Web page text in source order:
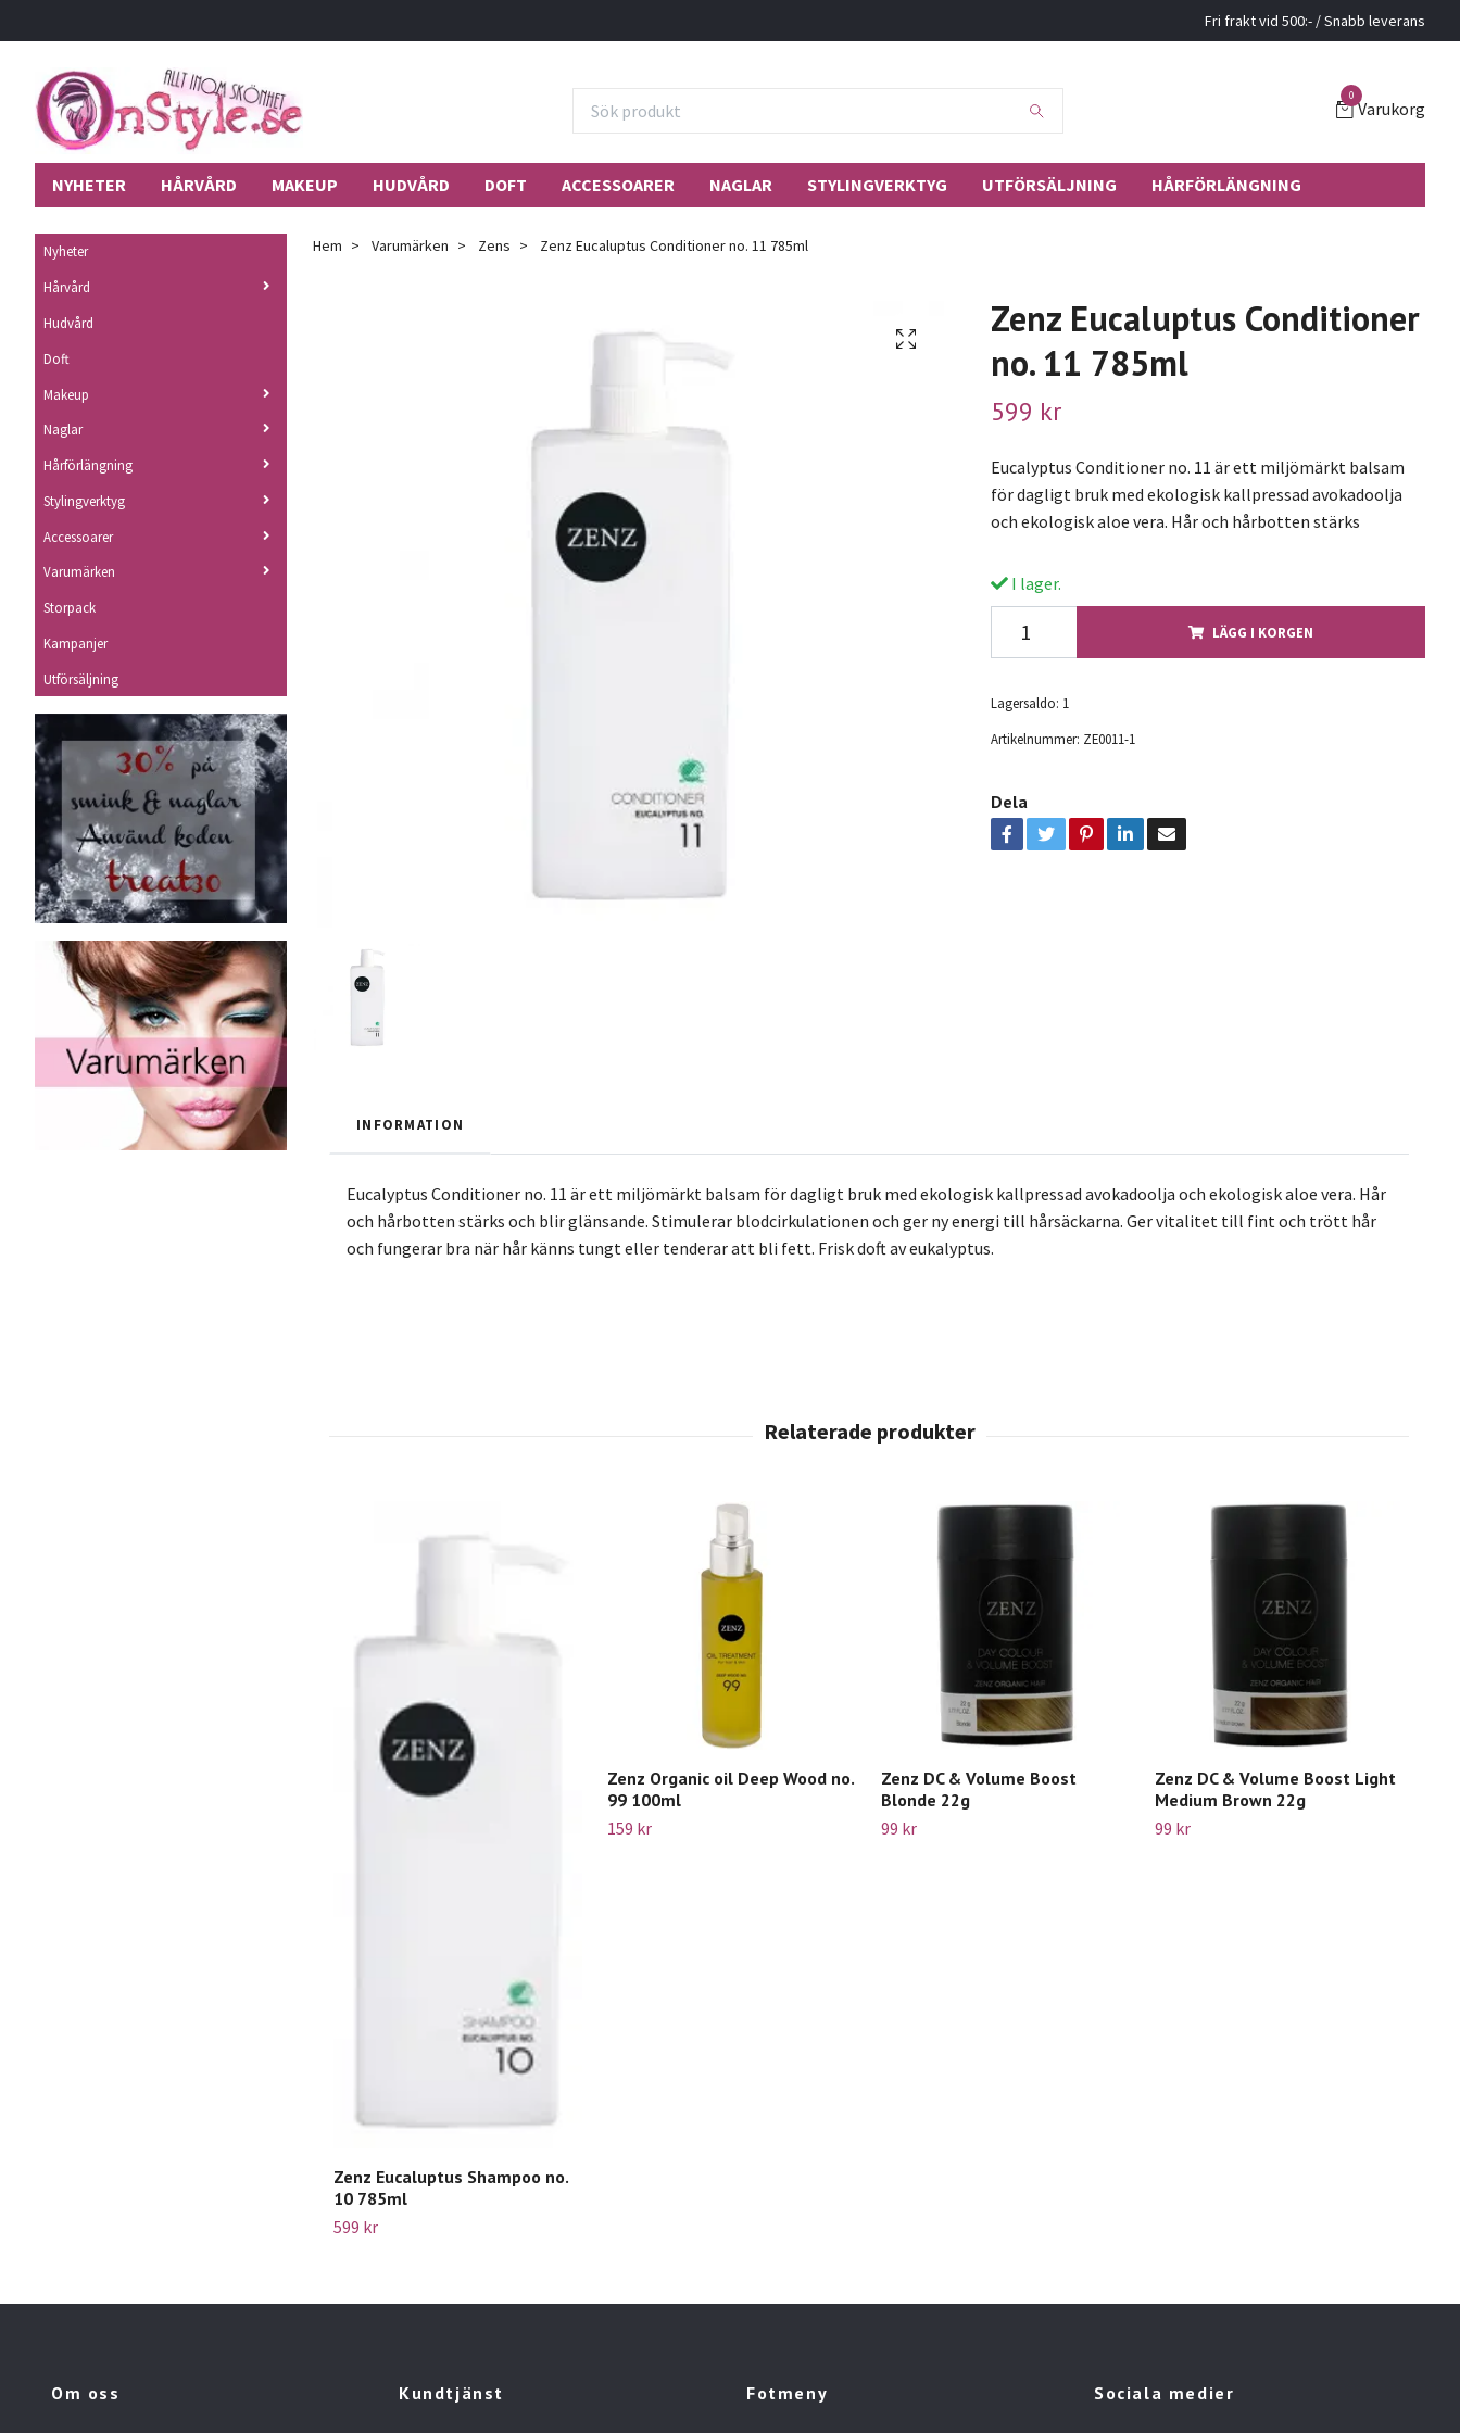
Fri frakt vid 500:- / Snabb leverans
0
Varukorg
NYHETER HÅRVÅRD MAKEUP HUDVÅRD DOFT ACCESSOARER NAGLAR STYLINGVERKTYG UTFÖRSÄLJNING HÅRFÖRLÄNGNING
Nyheter
Hårvård
Hudvård
Doft
Makeup
Naglar
Hårförlängning
Stylingverktyg
Accessoarer
Varumärken
Storpack
Kampanjer
Utförsäljning
Hem Varumärken Zens Zenz Eucaluptus Conditioner no. 11 785ml
Zenz Eucaluptus Conditioner
no. 11 785ml
599 kr
Eucalyptus Conditioner no. 11 är ett miljömärkt balsam
för dagligt bruk med ekologisk kallpressad avokadoolja
och ekologisk aloe vera. Hår och hårbotten stärks
I lager.
LÄGG I KORGEN
Lagersaldo: 1
Artikelnummer: ZE0011-1
Dela
INFORMATION
Eucalyptus Conditioner no. 11 är ett miljömärkt balsam för dagligt bruk med ekologisk kallpressad avokadoolja och ekologisk aloe vera. Hår
och hårbotten stärks och blir glänsande. Stimulerar blodcirkulationen och ger ny energi till hårsäckarna. Ger vitalitet till fint och trött hår
och fungerar bra när hår känns tungt eller tenderar att bli fett. Frisk doft av eukalyptus.
Zenz Eucaluptus Shampoo no.
10 785ml
599 kr
Zenz Organic oil Deep Wood no.
99 100ml
159 kr
Zenz DC & Volume Boost
Blonde 22g
99 kr
Zenz DC & Volume Boost Light
Medium Brown 22g
99 kr
Om oss Kundtjänst Fotmeny Sociala medier